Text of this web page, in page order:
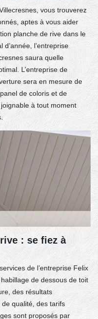
vous trouverez
aptes à vous aider
planche de rive dans le
l’entreprise
saura quelle
L’entreprise de
sera en mesure de
de coloris et de
à tout moment
: se fiez à
de l’entreprise Felix
de dessous de toit
des résultats
qualité, des tarifs
sont proposés par